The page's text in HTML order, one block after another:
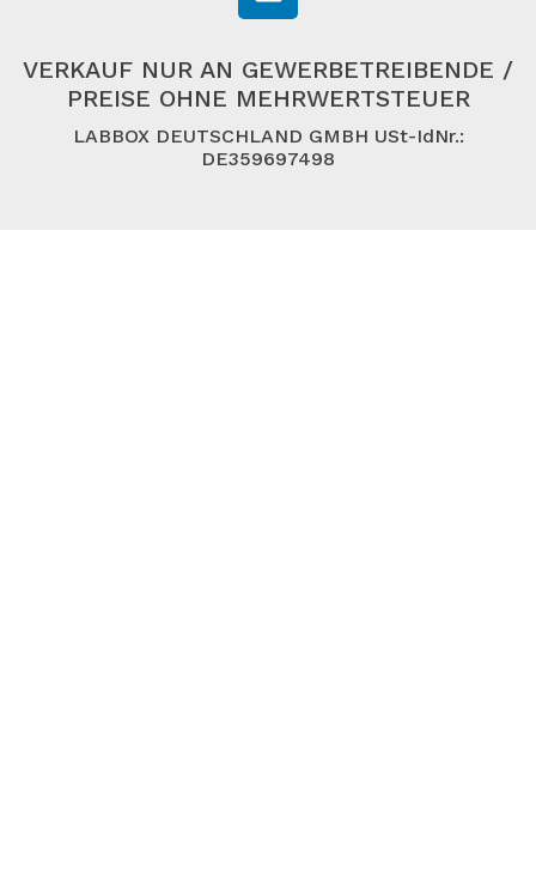
VERKAUF NUR AN GEWERBETREIBENDE /
PREISE OHNE MEHRWERTSTEUER
LABBOX DEUTSCHLAND GMBH USt-IdNr.:
DE359697498